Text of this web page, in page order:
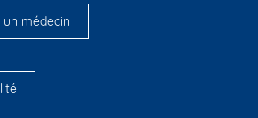
un médecin